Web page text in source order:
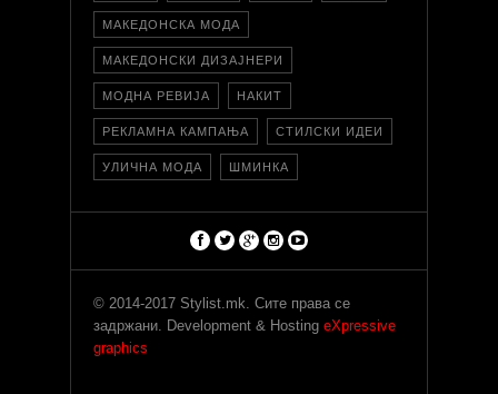
МАКЕДОНСКА МОДА
МАКЕДОНСКИ ДИЗАЈНЕРИ
МОДНА РЕВИЈА НАКИТ
РЕКЛАМНА КАМПАЊА СТИЛСКИ ИДЕИ
УЛИЧНА МОДА ШМИНКА
© 2014-2017 Stylist.mk. Сите права се
задржани. Development & Hosting eXpressive
graphics